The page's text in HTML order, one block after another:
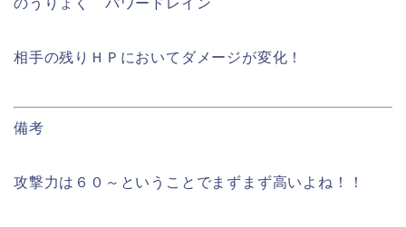
相手の残りＨＰにおいてダメージが変化！
備考
攻撃力は６０～ということでまずまず高いよね！！